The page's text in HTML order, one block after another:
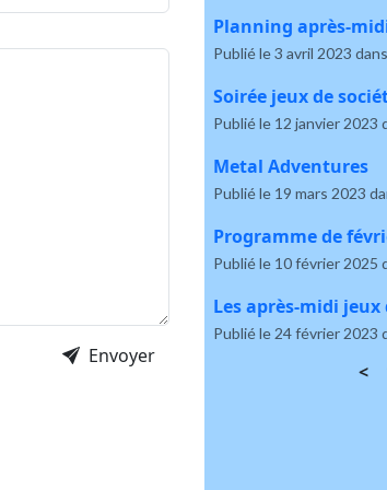
Envoyer
Planning après-
Publié le 3 avril 2023 dans
Soirée jeux de
Publié le 12 janvier 2023
Metal Adventures
Publié le 19 mars 2023
Programme de
Publié le 10 février 2025
Les après-midi
Publié le 24 février 2023
<